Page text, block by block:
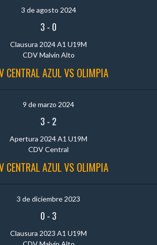
3 de agosto 2024
3 - 0
Clausura 2024 A1 U19M
CDV Malvín Alto
CENTRAL AZUL VS OLIMPIA
9 de marzo 2024
3 - 2
Apertura 2024 A1 U19M
CDV Central
CENTRAL AZUL VS OLIMPIA
3 de diciembre 2023
0 - 3
Clausura 2023 A1 U19M